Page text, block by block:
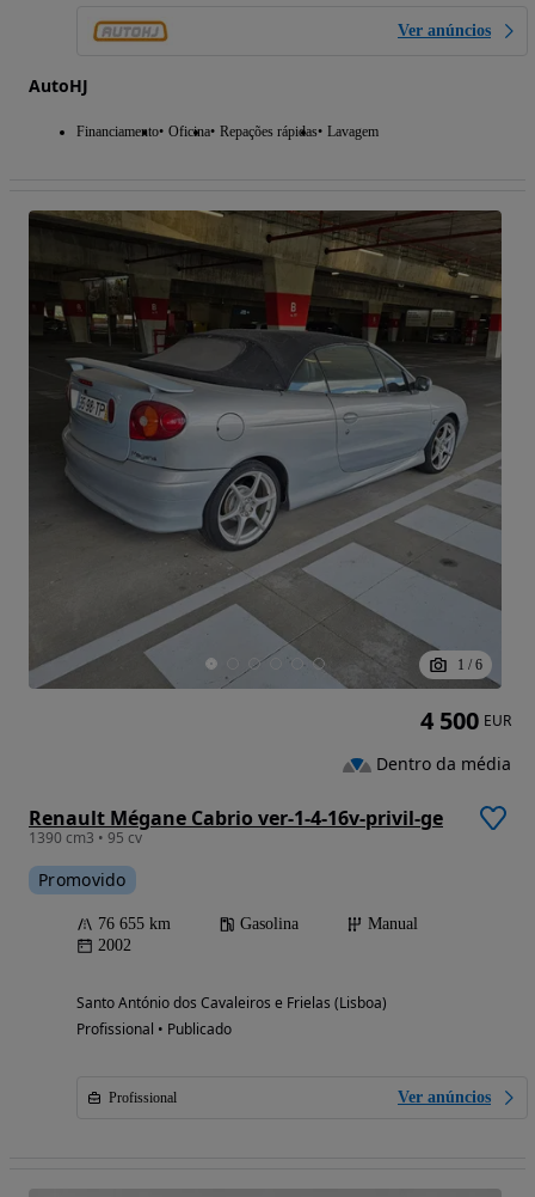
Ver anúncios
AutoHJ
Financiamento Oficina Repações rápidas Lavagem
1 / 6
Renault Mégane Cabrio ver-1-4-16v-privil-ge
1390 cm3 • 95 cv
Promovido
76 655 km Gasolina
Manual
2002
Santo António dos Cavaleiros e Frielas (Lisboa)
Profissional • Publicado
Profissional Ver anúncios
4 500 EUR
Dentro da média